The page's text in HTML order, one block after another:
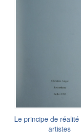
Le principe de
artistes